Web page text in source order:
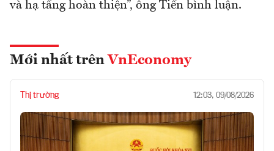
và hạ tầng hoàn thiện”, ông Tiến bình luận.
Mới nhất trên VnEconomy
Thị trường 12:03, 09/08/2026